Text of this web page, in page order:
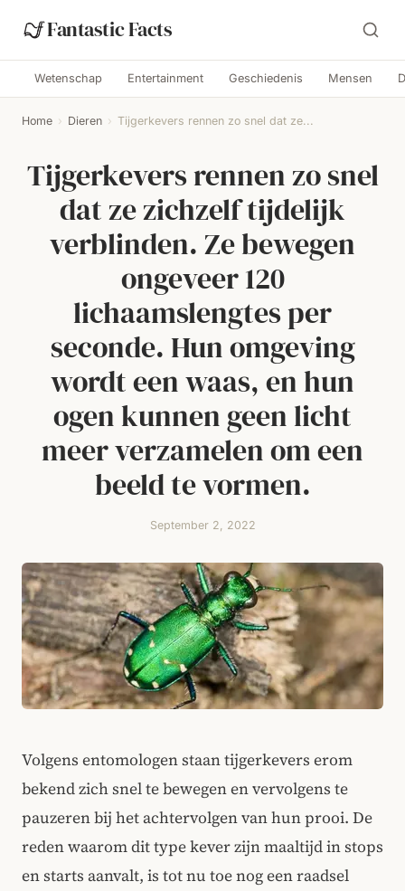
Fantastic Facts
Wetenschap Entertainment Geschiedenis Mensen
Home › Dieren › Tijgerkevers rennen zo snel dat ze...
Tijgerkevers rennen zo snel
dat ze zichzelf tijdelijk
verblinden. Ze bewegen
ongeveer 120
lichaamslengtes per
seconde. Hun omgeving
wordt een waas, en hun
ogen kunnen geen licht
meer verzamelen om een
beeld te vormen.
September 2, 2022
Volgens entomologen staan tijgerkevers erom
bekend zich snel te bewegen en vervolgens te
pauzeren bij het achtervolgen van hun prooi. De
reden waarom dit type kever zijn maaltijd in stops
en starts aanvalt, is tot nu toe nog een raadsel